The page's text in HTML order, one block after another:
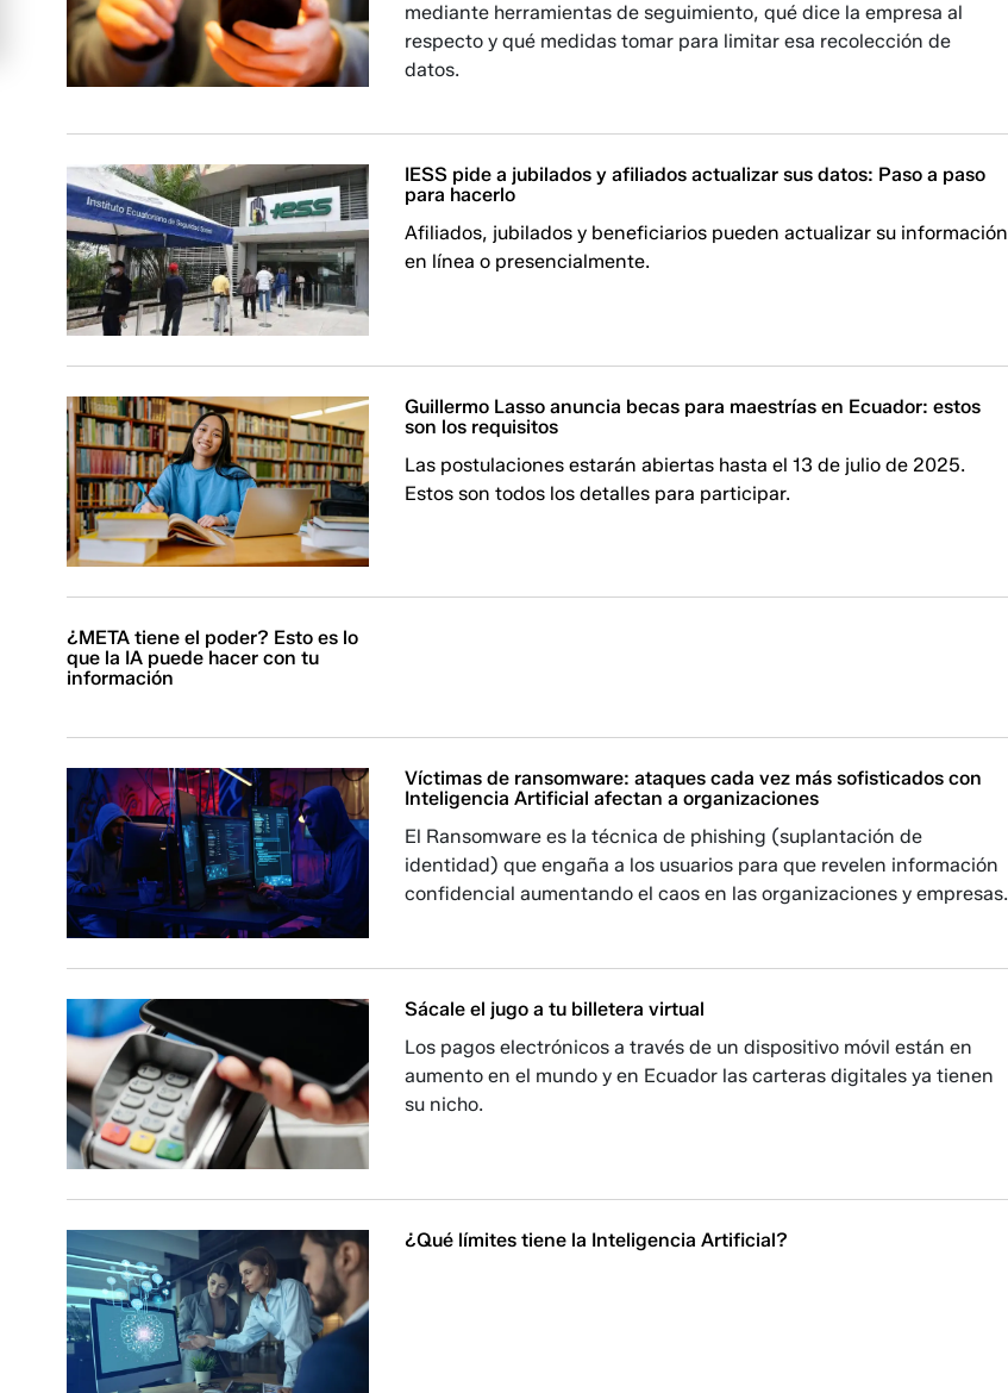
mediante herramientas de seguimiento, qué dice la empresa al
respecto y qué medidas tomar para limitar esa recolección de
datos.
IESS pide a jubilados y afiliados actualizar sus datos: Paso a paso
para hacerlo
Afiliados, jubilados y beneficiarios pueden actualizar su información
en línea o presencialmente.
Guillermo Lasso anuncia becas para maestrías en Ecuador: estos
son los requisitos
Las postulaciones estarán abiertas hasta el 13 de julio de 2025.
Estos son todos los detalles para participar.
¿META tiene el poder? Esto es lo
que la IA puede hacer con tu
información
Víctimas de ransomware: ataques cada vez más sofisticados con
Inteligencia Artificial afectan a organizaciones
El Ransomware es la técnica de phishing (suplantación de
identidad) que engaña a los usuarios para que revelen información
confidencial aumentando el caos en las organizaciones y empresas.
Sácale el jugo a tu billetera virtual
Los pagos electrónicos a través de un dispositivo móvil están en
aumento en el mundo y en Ecuador las carteras digitales ya tienen
su nicho.
¿Qué límites tiene la Inteligencia Artificial?